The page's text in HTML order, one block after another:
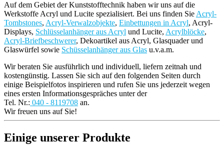
Auf dem Gebiet der Kunststofftechnik haben wir uns auf die
Werkstoffe Acryl und Lucite spezialisiert. Bei uns finden Sie Acryl-
Tombstones, Acryl-Verwalzobjekte, Einbettungen in Acryl, Acryl-
Displays, Schlüsselanhänger aus Acryl und Lucite, Acrylblöcke,
Acryl-Briefbeschwerer, Dekoartikel aus Acryl, Glasquader und
Glaswürfel sowie Schüsselanhänger aus Glas u.v.a.m.
Wir beraten Sie ausführlich und individuell, liefern zeitnah und
kostengünstig. Lassen Sie sich auf den folgenden Seiten durch
einige Beispielfotos inspirieren und rufen Sie uns jederzeit wegen
eines ersten Informationsgespräches unter der
Tel. Nr.: 040 - 8119708 an.
Wir freuen uns auf Sie!
Einige unserer Produkte